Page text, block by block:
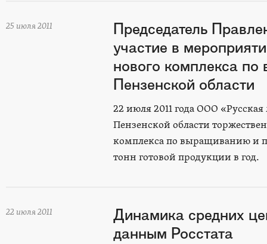
25 июля 2011
Председатель
участие в
нового комплекса
Пензенской области
22 июля 2011 года ООО
Пензенской области
комплекса по выращиванию и
тонн готовой продукции в год.
22 июля 2011
Динамика средних
данным Росстата